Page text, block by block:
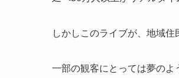
しかしこのライブが、地域住
一部の観客にとっては夢のよ